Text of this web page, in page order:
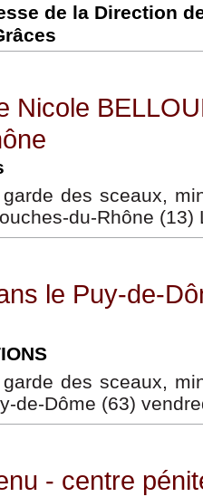
de la Direction
Nicole
garde des sceaux,
du-Rhône (13)
le Puy-de-
garde des sceaux,
de-Dôme (63)
- centre